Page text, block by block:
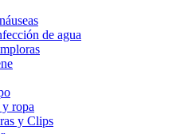
de agua
y ropa
y Clips